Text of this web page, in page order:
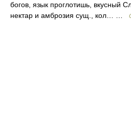
богов, язык проглотишь, вкусный
нектар и амброзия сущ., кол… …